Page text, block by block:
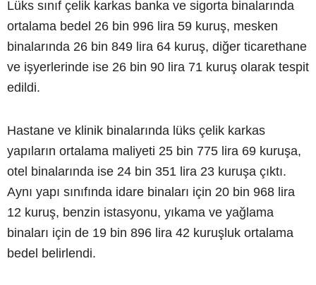
Lüks sınıf çelik karkas banka ve sigorta binalarında
ortalama bedel 26 bin 996 lira 59 kuruş, mesken
binalarında 26 bin 849 lira 64 kuruş, diğer ticarethane
ve işyerlerinde ise 26 bin 90 lira 71 kuruş olarak tespit
edildi.
Hastane ve klinik binalarında lüks çelik karkas
yapıların ortalama maliyeti 25 bin 775 lira 69 kuruşa,
otel binalarında ise 24 bin 351 lira 23 kuruşa çıktı.
Aynı yapı sınıfında idare binaları için 20 bin 968 lira
12 kuruş, benzin istasyonu, yıkama ve yağlama
binaları için de 19 bin 896 lira 42 kuruşluk ortalama
bedel belirlendi.